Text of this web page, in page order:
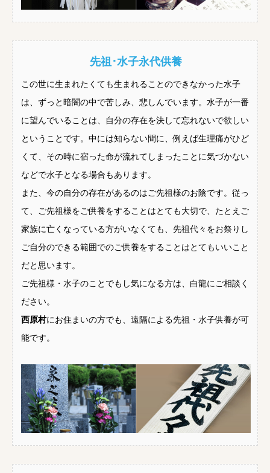
先祖･水子永代供養
この世に生まれたくても生まれることのできなかった水子
は、ずっと暗闇の中で苦しみ、悲しんでいます。水子が一番
に望んでいることは、自分の存在を決して忘れないで欲しい
ということです。中には知らない間に、例えば生理痛がひど
くて、その時に宿った命が流れてしまったことに気づかない
などで水子となる場合もあります。
また、今の自分の存在があるのはご先祖様のお陰です。従っ
て、ご先祖様をご供養をすることはとても大切で、たとえご
家族に亡くなっている方がいなくても、先祖代々をお祭りし
ご自分のできる範囲でのご供養をすることはとてもいいこと
だと思います。
ご先祖様・水子のことでもし気になる方は、白龍にご相談く
ださい。
西原村にお住まいの方でも、遠隔による先祖・水子供養が可
能です。